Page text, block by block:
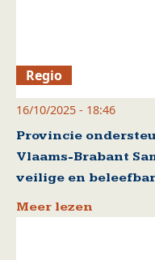
Regio
16/10/2025 - 18:46
Provincie
Vlaams-Brabant
veilige en
Meer lezen